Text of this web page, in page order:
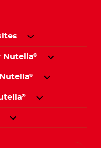
Nutella®
®
®